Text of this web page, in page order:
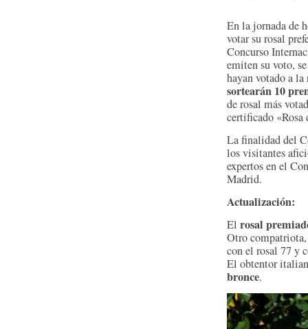
En la jornada de
votar su rosal
Concurso
emiten su voto,
hayan votado a
sortearán 10
de rosal más
certificado
La finalidad del
los visitantes
expertos en el
Madrid.
Actualización:
El rosal
Otro
con el rosal 77 y
El obtentor
bronce.